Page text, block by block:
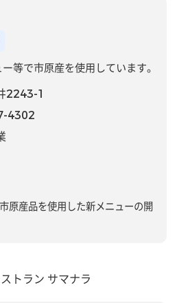
等で市原産を使用しています。
2243-1
4302
原産品を使用した新メニューの開